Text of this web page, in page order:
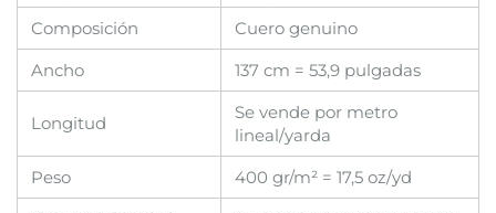
Composición
Cuero genuino
Ancho
137 cm = 53,9 pulgadas
Longitud
Se vende por metro
lineal/yarda
Peso
400 gr/m² = 17,5 oz/yd